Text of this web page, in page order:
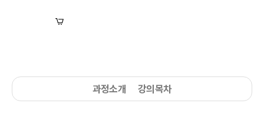
과정소개 강의목차